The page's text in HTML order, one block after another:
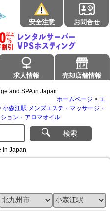
安全注意 お問合せ
求人情報 売却店舗情報
and SPA in Japan
ホームページ > エ
小森江駅 メンズエステ・マッサージ・
ョン・アロマオイル
検索
in Japan